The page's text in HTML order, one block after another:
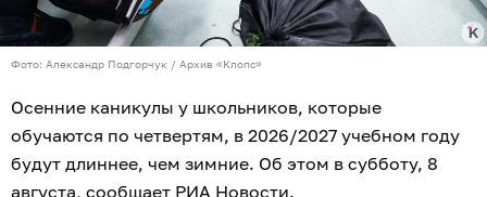
Фото: Александр Подгорчук / Архив «Клопс»
Осенние каникулы у школьников, которые
обучаются по четвертям, в 2026/2027 учебном году
будут длиннее, чем зимние. Об этом в субботу, 8
августа, сообщает РИА Новости.